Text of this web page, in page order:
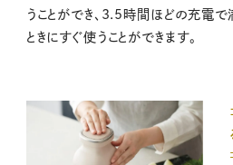
うことができ、3.5時間ほどの充電
ときにすぐ使うことができます。